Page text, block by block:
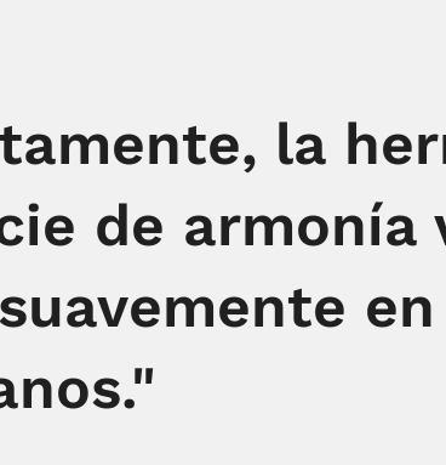
la
de